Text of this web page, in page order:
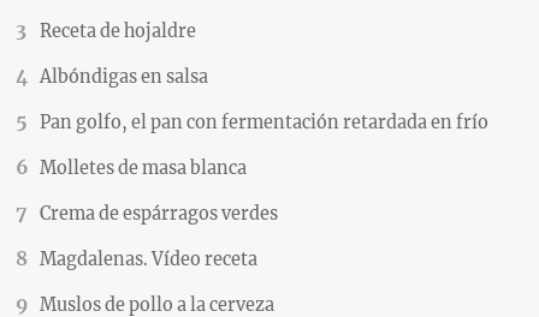
Receta de hojaldre
Albóndigas en salsa
Pan golfo, el pan con fermentación retardada en frío
Molletes de masa blanca
Crema de espárragos verdes
Magdalenas. Vídeo receta
Muslos de pollo a la cerveza